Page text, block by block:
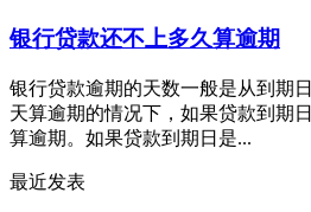
银行贷款还不上多久算逾期
银行贷款逾期的天数一般是从到期
天算逾期的情况下，如果贷款到期
算逾期。如果贷款到期日是...
最近发表